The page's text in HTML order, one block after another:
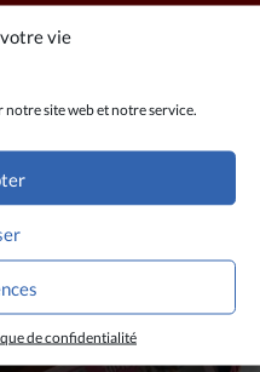
vie
site web et notre service.
de confidentialité